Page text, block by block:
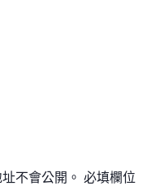
不會公開。 必填欄位